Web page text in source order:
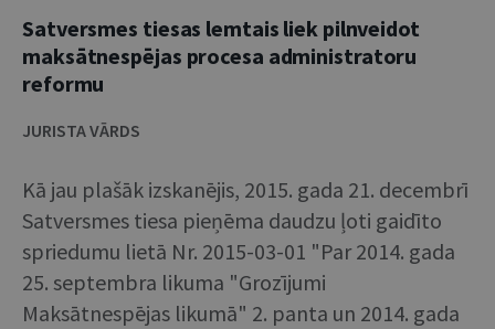
Satversmes tiesas lemtais liek pilnveidot
maksātnespējas procesa administratoru
reformu
JURISTA VĀRDS
Kā jau plašāk izskanējis, 2015. gada 21. decembrī
Satversmes tiesa pieņēma daudzu ļoti gaidīto
spriedumu lietā Nr. 2015-03-01 "Par 2014. gada
25. septembra likuma "Grozījumi
Maksātnespējas likumā" 2. panta un 2014. gada